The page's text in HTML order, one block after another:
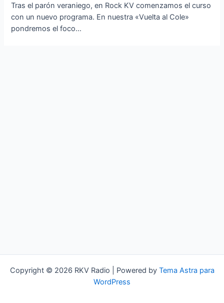
Tras el parón veraniego, en Rock KV comenzamos el curso
con un nuevo programa. En nuestra «Vuelta al Cole»
pondremos el foco…
Copyright © 2026 RKV Radio | Powered by Tema Astra para
WordPress